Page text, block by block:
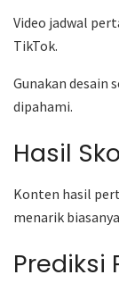
Video jadwal
TikTok.
Gunakan desain
dipahami.
Hasil
Konten hasil
menarik
Prediksi